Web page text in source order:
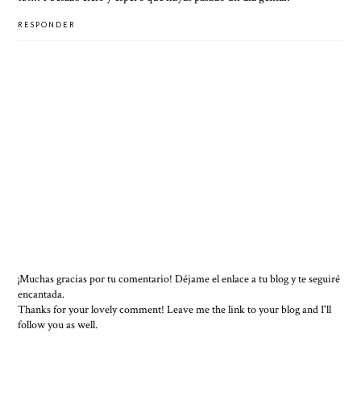
RESPONDER
¡Muchas gracias por tu comentario! Déjame el enlace a tu blog y te seguiré
encantada.
Thanks for your lovely comment! Leave me the link to your blog and I'll
follow you as well.